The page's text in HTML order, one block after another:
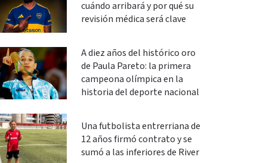
cuándo arribará y por qué su
revisión médica será clave
A diez años del histórico oro
de Paula Pareto: la primera
campeona olímpica en la
historia del deporte nacional
Una futbolista entrerriana de
12 años firmó contrato y se
sumó a las inferiores de River